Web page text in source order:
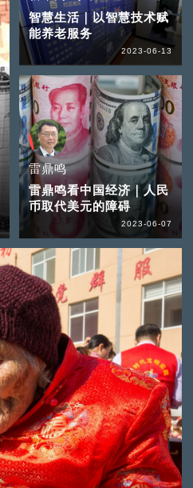
智慧生活｜以智慧技术赋
能养老服务
2023-06-13
雷鼎鸣
雷鼎鸣看中国经济｜人民
币取代美元的障碍
2023-06-07